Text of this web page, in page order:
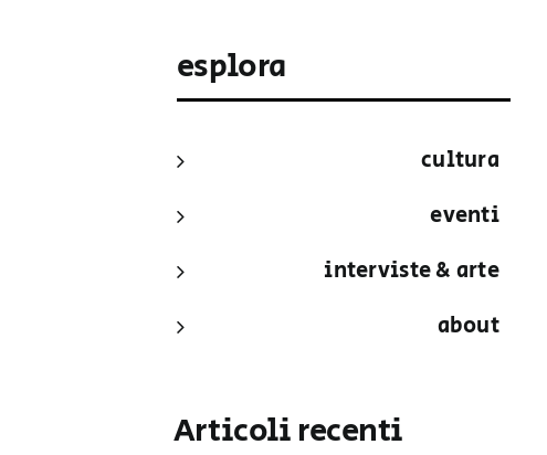
esplora
cultura
eventi
interviste & arte
about
Articoli recenti